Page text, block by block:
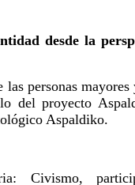
desde la
personas mayores
del proyecto
Aspaldiko.
Civismo,